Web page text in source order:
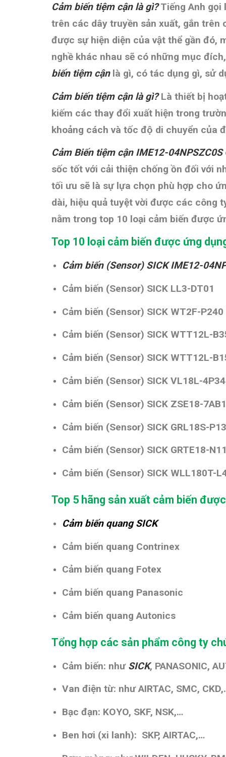
Cảm biến tiệm cận là gì?Tiếng Anh gọi
trên các dây truyền sản xuất, gắn trên
được sự hiện diện của vật thể gần đó,
nghề khác nhau sẽ có những mục
biến tiệm cậnlà gì, có tác dụng gì, sử
Cảm biến tiệm cận là gì?Là thiết bị
kiếm các thay đổi xuất hiện trong
khoảng cách và tốc độ di chuyển của
Cảm Biến tiệm cận IME12-04NPSZC0S
sốc tốt với cải thiện chống ồn đối với
tối ưu sẽ là sự lựa chọn phù hợp cho
dài, hiệu quả tuyệt vời được các công
nằm trong top 10 loại cảm biến được
Top 10 loại cảm biến được ứng
Cảm biến (Sensor) SICK IME12-
Cảm biến (Sensor) SICK LL3-DT01
Cảm biến (Sensor) SICK WT2F-P240
Cảm biến (Sensor) SICK WTT12L-
Cảm biến (Sensor) SICK WTT12L-
Cảm biến (Sensor) SICK VL18L-
Cảm biến (Sensor) SICK ZSE18-
Cảm biến (Sensor) SICK GRL18S-
Cảm biến (Sensor) SICK GRTE18-
Cảm biến (Sensor) SICK WLL180T-
Top 5 hãng sản xuất cảm biến
Cảm biến quang SICK
Cảm biến quang Contrinex
Cảm biến quang Fotex
Cảm biến quang Panasonic
Cảm biến quang Autonics
Tổng hợp các sản phẩm công ty
Cảm biến: như SICK, PANASONIC,
Van điện từ: như AIRTAC, SMC,
Bạc đạn: KOYO, SKF, NSK,…
Ben hơi (xi lanh): SKP, AIRTAC,…